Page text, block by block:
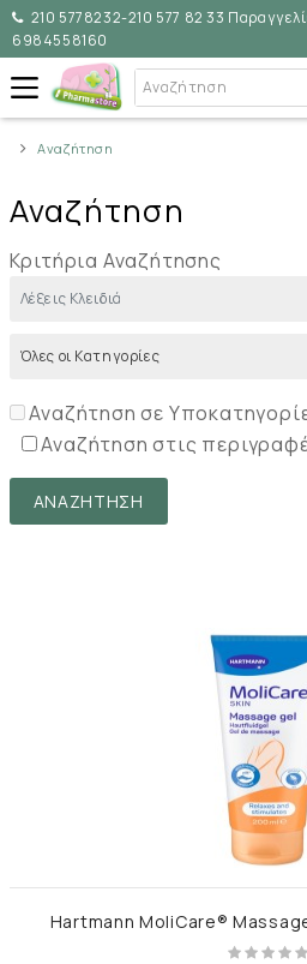
210 5778232-210 577 82 33
6984558160
Αναζήτηση
Αναζήτηση
Κριτήρια Αναζήτησης
Αναζήτηση σε
Αναζήτηση στις
Hartmann MoliCare®